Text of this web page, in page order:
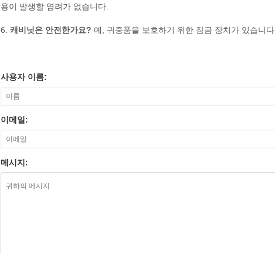
용이 발생할 염려가 없습니다.
6. 캐비닛은 안전한가요? 예, 귀중품을 보호하기 위한 잠금 장치가 있습니다.
사용자 이름:
이메일:
메시지: